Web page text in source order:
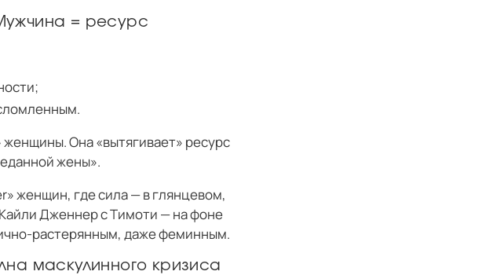
= ресурс
Она «вытягивает» ресурс
жены».
женщин, где сила — в глянцевом,
Дженнер с Тимоти — на фоне
растерянным, даже феминным.
маскулинного кризиса